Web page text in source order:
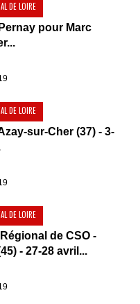
DE LOIRE
pour Marc
DE LOIRE
sur-Cher (37) - 3-
DE LOIRE
de CSO -
- 27-28 avril...